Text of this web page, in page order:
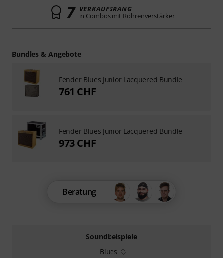
Soundbeispiele
Blues
7 VERKAUFSRANG
in Combos mit Röhrenverstärker
Beratung
Bundles & Angebote
Fender Blues Junior Lacquered Bundle
761 CHF
Fender Blues Junior Lacquered Bundle
973 CHF